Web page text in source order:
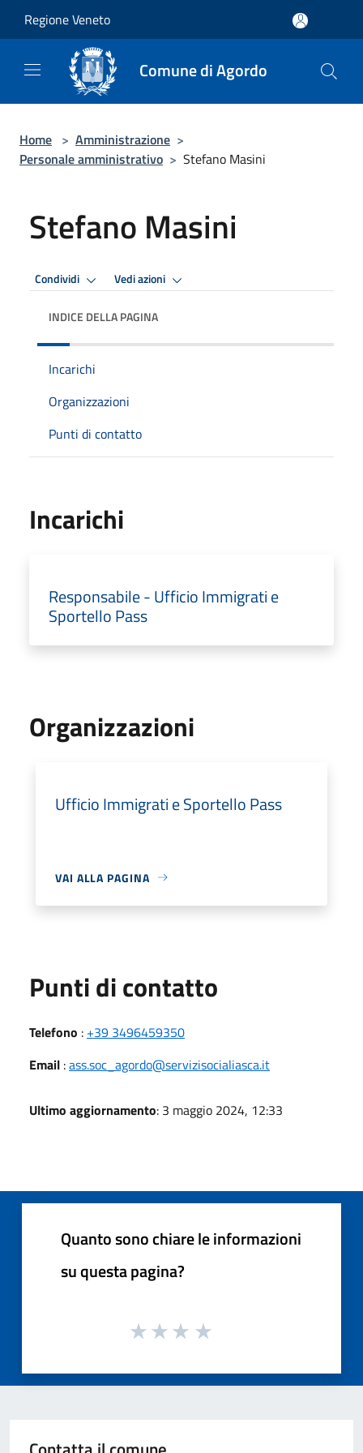
Regione Veneto
Comune di Agordo
Home > Amministrazione >
Personale amministrativo > Stefano Masini
Stefano Masini
Condividi Vedi azioni
INDICE DELLA PAGINA
Incarichi
Organizzazioni
Punti di contatto
Incarichi
Responsabile - Ufficio Immigrati e
Sportello Pass
Organizzazioni
Ufficio Immigrati e Sportello Pass
VAI ALLA PAGINA
Punti di contatto
Telefono : +39 3496459350
Email :ass.soc_agordo@servizisocialiasca.it
Ultimo aggiornamento: 3 maggio 2024, 12:33
Quanto sono chiare le informazioni
su questa pagina?